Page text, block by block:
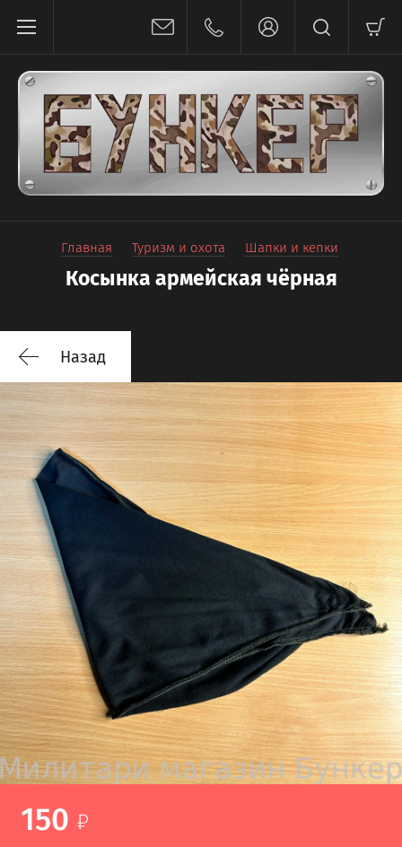
Главная Туризм и охота Шапки и кепки
Косынка армейская чёрная
Назад
150